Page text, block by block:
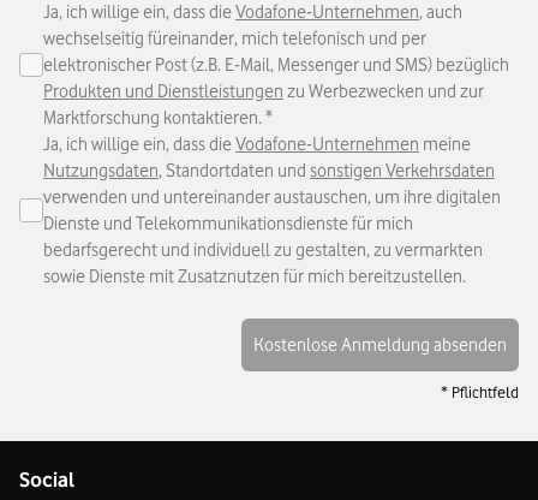
Ja, ich willige ein, dass dieVodafone-Unternehmen, auch
wechselseitig füreinander, mich telefonisch und per
elektronischer Post (z.B. E-Mail, Messenger und SMS) bezüglich
Produkten und Dienstleistungen zu Werbezwecken und zur
Marktforschung kontaktieren.*
Ja, ich willige ein, dass dieVodafone-Unternehmen meine
Nutzungsdaten, Standortdaten und sonstigen Verkehrsdaten
verwenden und untereinander austauschen, um ihre digitalen
Dienste und Telekommunikationsdienste für mich
bedarfsgerecht und individuell zu gestalten, zu vermarkten
sowie Dienste mit Zusatznutzen für mich bereitzustellen.
Kostenlose Anmeldung absenden
* Pflichtfeld
Social